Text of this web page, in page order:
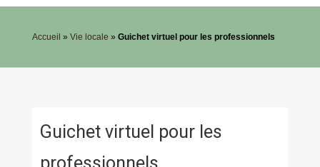
Accueil » Vie locale » Guichet virtuel pour les professionnels
Guichet virtuel pour les